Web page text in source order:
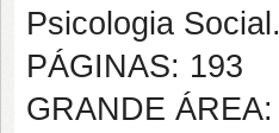
Psicologia Social.
PÁGINAS: 193
GRANDE